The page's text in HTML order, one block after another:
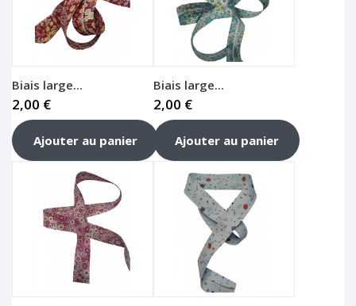
Biais large...
2,00 €
Ajouter au panier
Biais large...
2,00 €
Ajouter au panier